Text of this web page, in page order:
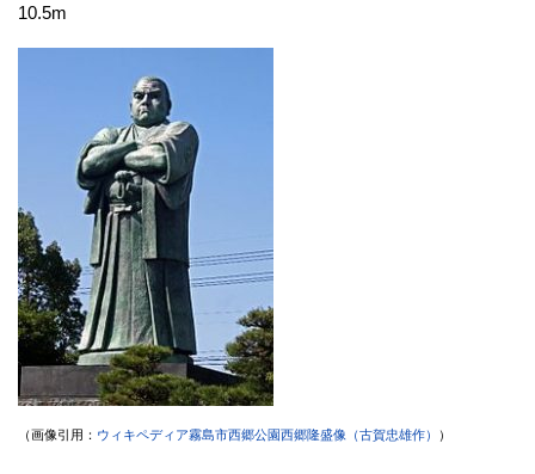
10.5m
（画像引用： ウィキペディア霧島市西郷公園西郷隆盛像（古賀忠雄作） ）